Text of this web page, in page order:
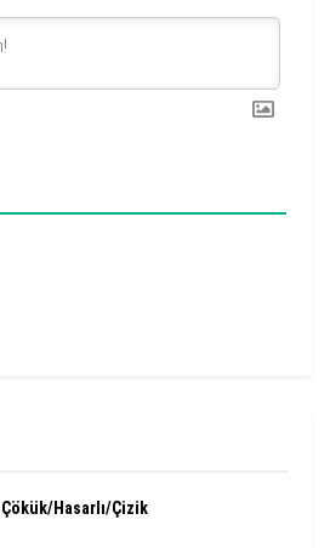
Hasarlı/Çizik